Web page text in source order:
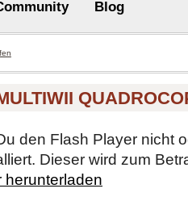
Blog
den Flash Player nicht
Dieser wird zum
herunterladen